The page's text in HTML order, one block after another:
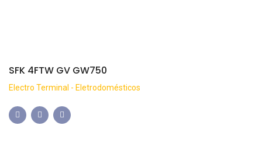
SFK 4FTW GV GW750
Electro Terminal - Eletrodomésticos